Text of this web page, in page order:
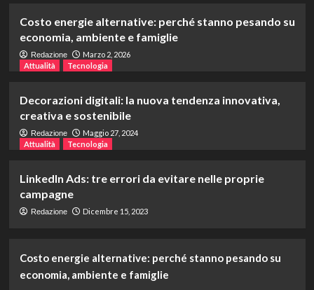
Costo energie alternative: perché stanno pesando su
economia, ambiente e famiglie
Redazione
Marzo 2, 2026
Attualità
Tecnologia
Decorazioni digitali: la nuova tendenza innovativa,
creativa e sostenibile
Redazione
Maggio 27, 2024
Attualità
Tecnologia
LinkedIn Ads: tre errori da evitare nelle proprie
campagne
Redazione Dicembre 15, 2023
Costo energie alternative: perché stanno pesando su
economia, ambiente e famiglie